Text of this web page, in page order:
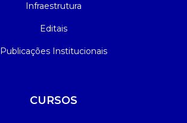
Infraestrutura
Editais
Publicações Institucionais
CURSOS